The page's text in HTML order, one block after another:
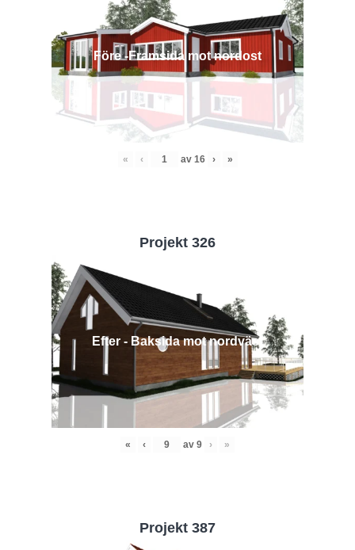
Före -Framsida mot nordost
« ‹ av 16 › »
Projekt 326
Efter - Baksida mot nordväst
« ‹ av 9 › »
Projekt 387